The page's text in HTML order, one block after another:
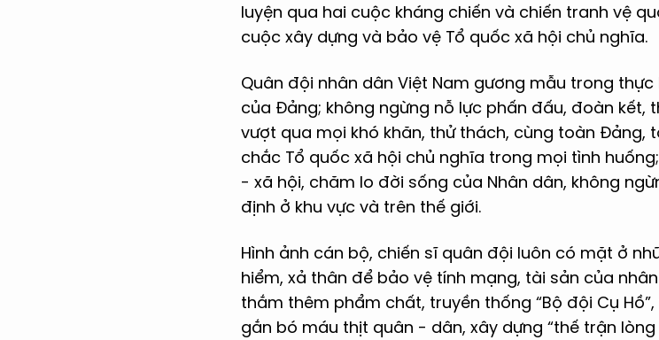
luyện qua hai cuộc kháng chiến và chiến tranh vệ
cuộc xây dựng và bảo vệ Tổ quốc xã hội chủ nghĩa.
Quân đội nhân dân Việt Nam gương mẫu trong
của Đảng; không ngừng nỗ lực phấn đấu, đoàn kết,
vượt qua mọi khó khăn, thử thách, cùng toàn Đảng,
chắc Tổ quốc xã hội chủ nghĩa trong mọi tình
- xã hội, chăm lo đời sống của Nhân dân, không
định ở khu vực và trên thế giới.
Hình ảnh cán bộ, chiến sĩ quân đội luôn có mặt ở
hiểm, xả thân để bảo vệ tính mạng, tài sản của
thắm thêm phẩm chất, truyền thống “Bộ đội Cụ
gắn bó máu thịt quân - dân, xây dựng “thế trận